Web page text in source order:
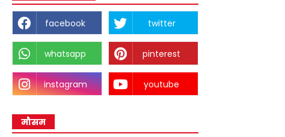
facebook twitter
whatsapp pinterest
instagram youtube
मौसम